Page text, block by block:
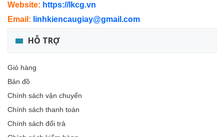
Website: https://lkcg.vn
Email: linhkiencaugiay@gmail.com
HỖ TRỢ
Giỏ hàng
Bản đồ
Chính sách vận chuyển
Chính sách thanh toán
Chính sách đổi trả